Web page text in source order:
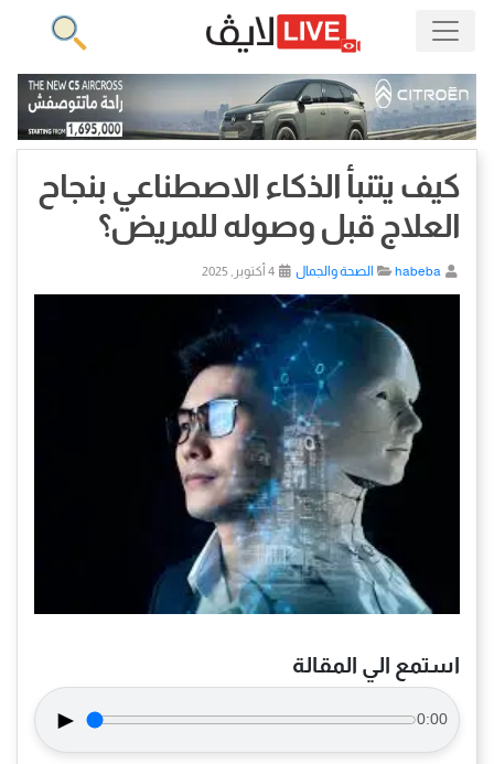
كيف يتنبأ الذكاء الاصطناعي بنجاح
العلاج قبل وصوله للمريض؟
habeba الصحة والجمال
استمع الي المقالة
► 0:00